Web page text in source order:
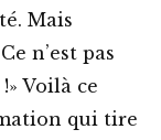
Mais
n’est pas
Voilà ce
qui tire